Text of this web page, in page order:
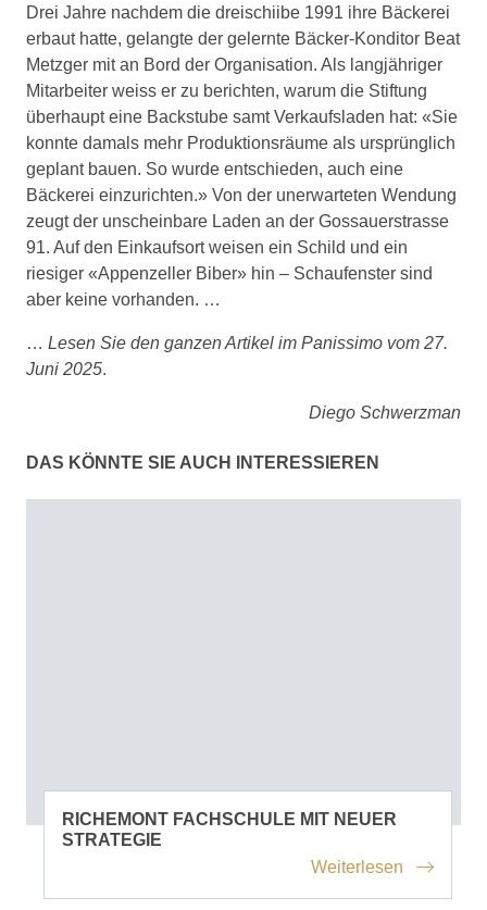
Drei Jahre nachdem die dreischiibe 1991 ihre Bäckerei
erbaut hatte, gelangte der gelernte Bäcker-Konditor Beat
Metzger mit an Bord der Organisation. Als langjähriger
Mitarbeiter weiss er zu berichten, warum die Stiftung
überhaupt eine Backstube samt Verkaufsladen hat: «Sie
konnte damals mehr Produktionsräume als ursprünglich
geplant bauen. So wurde entschieden, auch eine
Bäckerei einzurichten.» Von der unerwarteten Wendung
zeugt der unscheinbare Laden an der Gossauerstrasse
91. Auf den Einkaufsort weisen ein Schild und ein
riesiger «Appenzeller Biber» hin – Schaufenster sind
aber keine vorhanden. …
… Lesen Sie den ganzen Artikel im Panissimo vom 27.
Juni 2025.
Diego Schwerzman
DAS KÖNNTE SIE AUCH INTERESSIEREN
RICHEMONT FACHSCHULE MIT NEUER
STRATEGIE
Weiterlesen